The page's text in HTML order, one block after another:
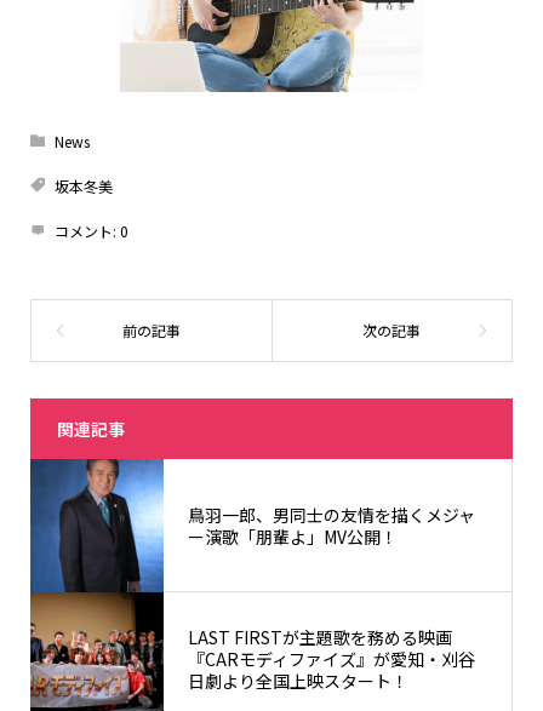
News
坂本冬美
コメント: 0
関連記事
鳥羽一郎、男同士の友情を描くメジャ
ー演歌「朋輩よ」MV公開！
LAST FIRSTが主題歌を務める映画
『CARモディファイズ』が愛知・刈谷
日劇より全国上映スタート！